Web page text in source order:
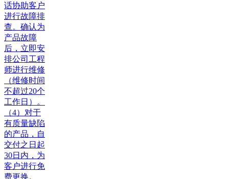
话协助客户
进行故障排
查。确认为
产品故障
后，立即安
排公司工程
师进行维修
（维修时间
不超过20个
工作日）。
（4）对于
有质量缺陷
的产品，自
交付之日起
30日内，为
客户进行免
费更换。